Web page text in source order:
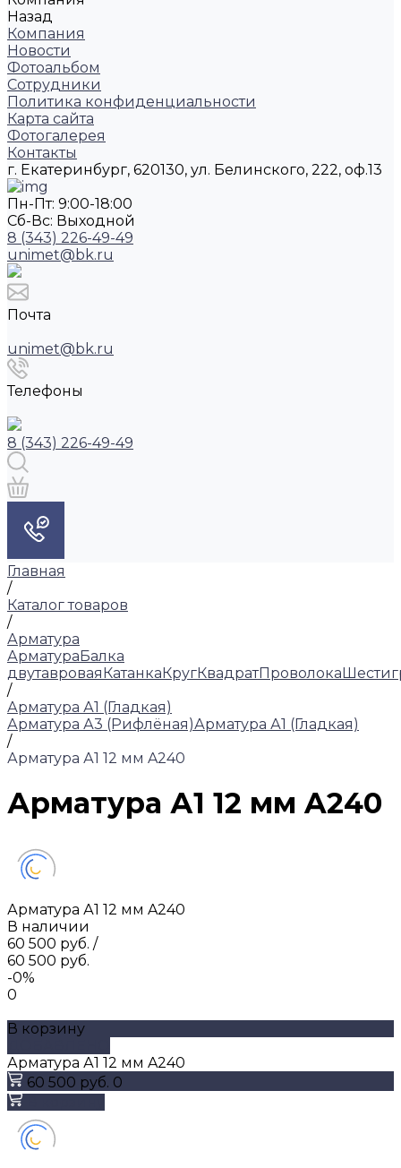
Назад
Компания
Новости
Фотоальбом
Сотрудники
Политика конфиденциальности
Карта сайта
Фотогалерея
Контакты
г. Екатеринбург, 620130, ул. Белинского, 222, оф.13
Пн-Пт: 9:00-18:00
Cб-Вс: Выходной
8 (343) 226-49-49
unimet@bk.ru
Почта
unimet@bk.ru
Телефоны
8 (343) 226-49-49
Главная
/
Каталог товаров
/
Арматура
АрматураБалка
двутавроваяКатанкаКругКвадратПроволока
/
Арматура А1 (Гладкая)
Арматура А3 (Рифлёная)Арматура А1 (Гладкая)
/
Арматура А1 12 мм A240
Арматура А1 12 мм A240
Арматура А1 12 мм A240
В наличии
60 500 руб. /
60 500 руб.
-0%
0
В корзину
Арматура А1 12 мм A240
60 500 руб. 0